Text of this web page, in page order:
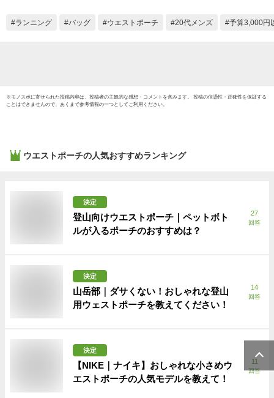
マホ iPhone ボディ
ランニング バッグ ウエストポーチ 20代メンズ 予算3,000円
※モノスポに寄せられた投稿内容は、投稿者の主観的な感想・コメントを含みます。 投稿の信憑性・正確性を保証する
ことはできませんので、あくまで参考情報の一つとしてご利用ください。
ウエストポーチの人気おすすめランキング
決定
登山向けウエストポーチ｜ペットボト
ルが入るポーチのおすすめは？
27
回答
決定
山岳部｜ダサくない！おしゃれな登山
用ウェストポーチを教えてください！
14
回答
決定
【NIKE｜ナイキ】おしゃれな小さめウ
エストポーチの人気モデルを教えて！
11
回答